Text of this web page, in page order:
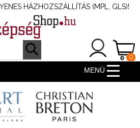
HÁZHOZSZÁLLÍTÁS (MPL, GLS)!
0
MENÜ